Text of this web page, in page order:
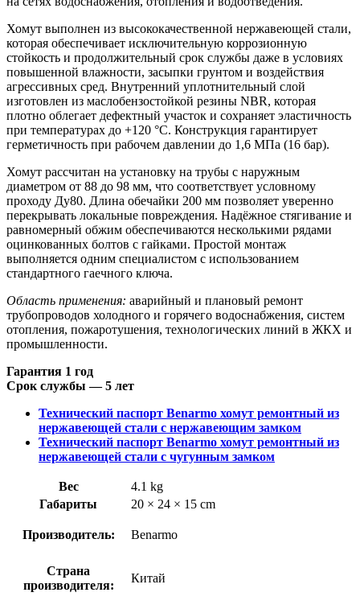
Хомут выполнен из высококачественной нержавеющей стали,
которая обеспечивает исключительную коррозионную
стойкость и продолжительный срок службы даже в условиях
повышенной влажности, засыпки грунтом и воздействия
агрессивных сред. Внутренний уплотнительный слой
изготовлен из маслобензостойкой резины NBR, которая
плотно облегает дефектный участок и сохраняет эластичность
при температурах до +120 °C. Конструкция гарантирует
герметичность при рабочем давлении до 1,6 МПа (16 бар).
Хомут рассчитан на установку на трубы с наружным
диаметром от 88 до 98 мм, что соответствует условному
проходу Ду80. Длина обечайки 200 мм позволяет уверенно
перекрывать локальные повреждения. Надёжное стягивание и
равномерный обжим обеспечиваются несколькими рядами
оцинкованных болтов с гайками. Простой монтаж
выполняется одним специалистом с использованием
стандартного гаечного ключа.
Область применения: аварийный и плановый ремонт
трубопроводов холодного и горячего водоснабжения, систем
отопления, пожаротушения, технологических линий в ЖКХ и
промышленности.
Гарантия 1 год
Срок службы — 5 лет
Технический паспорт Benarmo хомут ремонтный из
нержавеющей стали с нержавеющим замком
Технический паспорт Benarmo хомут ремонтный из
нержавеющей стали с чугунным замком
Вес
4.1 kg
Габариты
20 × 24 × 15 cm
Производитель: Benarmo
Страна
производителя:
Китай